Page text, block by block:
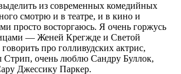
из современных комедий­ных
смотрю и в театре, и в кино и
прос­то восторгаюсь. Я очень гор­жусь
— Женей Крегжде и Светой
про голливудских актрис,
Стрип, очень люблю Сандру Буллок,
Джес­сику Паркер.